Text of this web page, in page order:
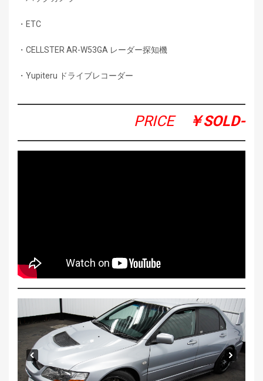
・ETC
・CELLSTER AR-W53GA レーダー探知機
・Yupiteru ドライブレコーダー
PRICE ￥SOLD-